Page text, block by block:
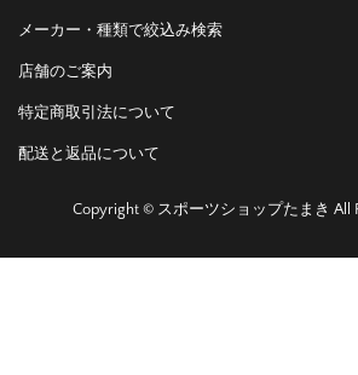
メーカー・種類で絞込み検索
店舗のご案内
特定商取引法について
配送と返品について
Copyright © スポーツショップたまき All